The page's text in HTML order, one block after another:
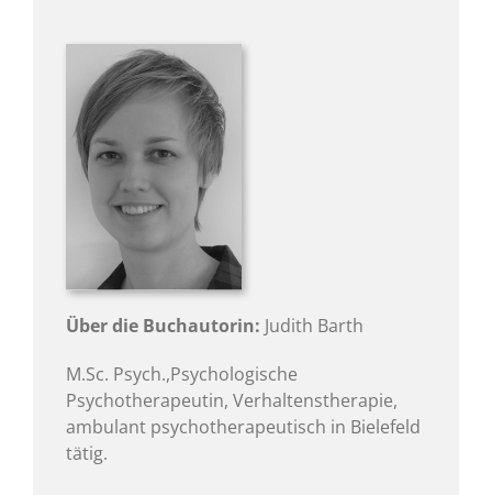
Über die Buchautorin: Judith Barth
M.Sc. Psych.,Psychologische
Psychotherapeutin, Verhaltenstherapie,
ambulant psychotherapeutisch in Bielefeld
tätig.